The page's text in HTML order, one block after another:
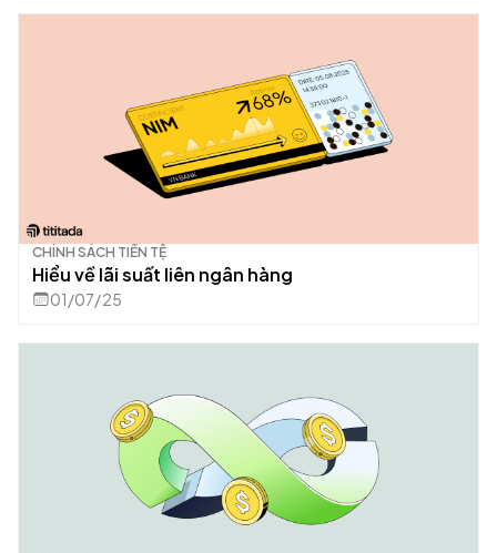
CHÍNH SÁCH TIỀN TỆ
Hiểu về lãi suất liên ngân hàng
01/07/25